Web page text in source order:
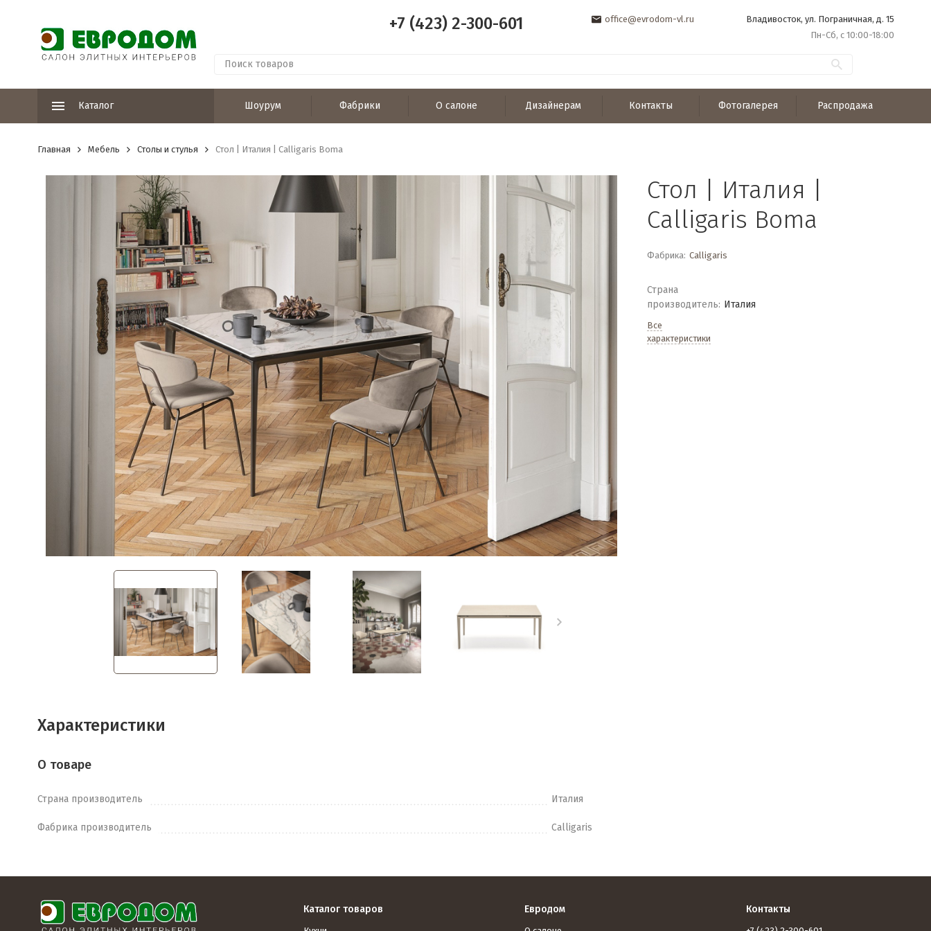
+7 (423) 2-300-601 office@evrodom-vl.ru
Владивосток, ул. Пограничная, д. 15
Пн-Сб, с 10:00-18:00
Каталог Шоурум Фабрики О салоне Дизайнерам Контакты Фотогалерея Распродажа
Главная Мебель Столы и стулья Стол | Италия | Calligaris Boma
Стол | Италия |
Calligaris Boma
Фабрика: Calligaris
Страна
производитель: Италия
Все
характеристики
Характеристики
О товаре
Страна производитель Италия
Фабрика производитель Calligaris
Каталог товаров Евродом Контакты